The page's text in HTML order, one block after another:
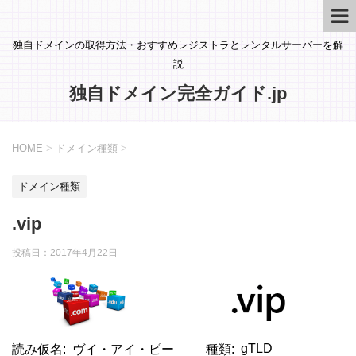
独自ドメインの取得方法・おすすめレジストラとレンタルサーバーを解
説
独自ドメイン完全ガイド.jp
HOME > ドメイン種類 >
ドメイン種類
.vip
投稿日： 2017年4月22日
読み仮名 ヴイ・アイ・ピー 種類 gTLD